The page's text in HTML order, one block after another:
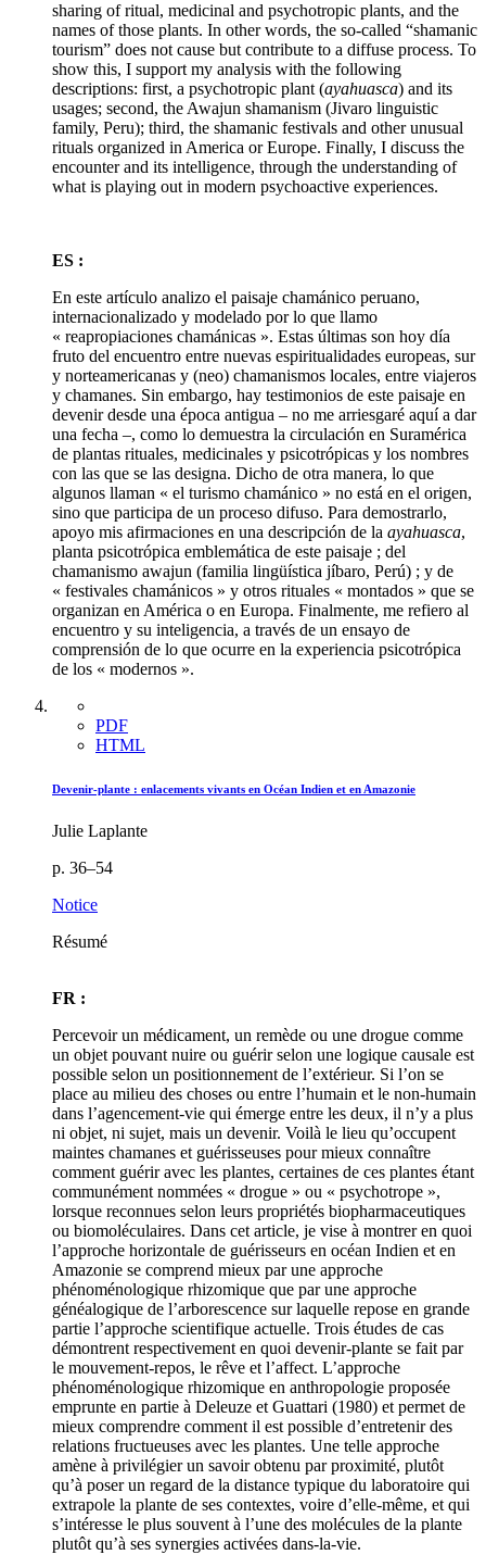
sharing of ritual, medicinal and psychotropic plants, and the
names of those plants. In other words, the so-called “shamanic
tourism” does not cause but contribute to a diffuse process. To
show this, I support my analysis with the following
descriptions: first, a psychotropic plant (ayahuasca) and its
usages; second, the Awajun shamanism (Jivaro linguistic
family, Peru); third, the shamanic festivals and other unusual
rituals organized in America or Europe. Finally, I discuss the
encounter and its intelligence, through the understanding of
what is playing out in modern psychoactive experiences.
ES :
En este artículo analizo el paisaje chamánico peruano,
internacionalizado y modelado por lo que llamo
« reapropiaciones chamánicas ». Estas últimas son hoy día
fruto del encuentro entre nuevas espiritualidades europeas, sur
y norteamericanas y (neo) chamanismos locales, entre viajeros
y chamanes. Sin embargo, hay testimonios de este paisaje en
devenir desde una época antigua – no me arriesgaré aquí a dar
una fecha –, como lo demuestra la circulación en Suramérica
de plantas rituales, medicinales y psicotrópicas y los nombres
con las que se las designa. Dicho de otra manera, lo que
algunos llaman « el turismo chamánico » no está en el origen,
sino que participa de un proceso difuso. Para demostrarlo,
apoyo mis afirmaciones en una descripción de la ayahuasca,
planta psicotrópica emblemática de este paisaje ; del
chamanismo awajun (familia lingüística jíbaro, Perú) ; y de
« festivales chamánicos » y otros rituales « montados » que se
organizan en América o en Europa. Finalmente, me refiero al
encuentro y su inteligencia, a través de un ensayo de
comprensión de lo que ocurre en la experiencia psicotrópica
de los « modernos ».
PDF
HTML
Devenir-plante : enlacements vivants en Océan Indien et en Amazonie
Julie Laplante
p. 36–54
Notice
Résumé
FR :
Percevoir un médicament, un remède ou une drogue comme
un objet pouvant nuire ou guérir selon une logique causale est
possible selon un positionnement de l’extérieur. Si l’on se
place au milieu des choses ou entre l’humain et le non-humain
dans l’agencement-vie qui émerge entre les deux, il n’y a plus
ni objet, ni sujet, mais un devenir. Voilà le lieu qu’occupent
maintes chamanes et guérisseuses pour mieux connaître
comment guérir avec les plantes, certaines de ces plantes étant
communément nommées « drogue » ou « psychotrope »,
lorsque reconnues selon leurs propriétés biopharmaceutiques
ou biomoléculaires. Dans cet article, je vise à montrer en quoi
l’approche horizontale de guérisseurs en océan Indien et en
Amazonie se comprend mieux par une approche
phénoménologique rhizomique que par une approche
généalogique de l’arborescence sur laquelle repose en grande
partie l’approche scientifique actuelle. Trois études de cas
démontrent respectivement en quoi devenir-plante se fait par
le mouvement-repos, le rêve et l’affect. L’approche
phénoménologique rhizomique en anthropologie proposée
emprunte en partie à Deleuze et Guattari (1980) et permet de
mieux comprendre comment il est possible d’entretenir des
relations fructueuses avec les plantes. Une telle approche
amène à privilégier un savoir obtenu par proximité, plutôt
qu’à poser un regard de la distance typique du laboratoire qui
extrapole la plante de ses contextes, voire d’elle-même, et qui
s’intéresse le plus souvent à l’une des molécules de la plante
plutôt qu’à ses synergies activées dans-la-vie.